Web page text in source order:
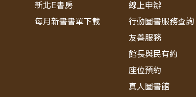
新北E書房
每月新書書單下載
線上申辦
行動圖書服務查詢
友善服務
館長與民有約
座位預約
真人圖書館